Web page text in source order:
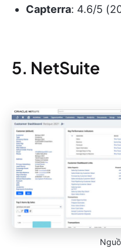
Capterra: 4.6/5
5. NetSuite